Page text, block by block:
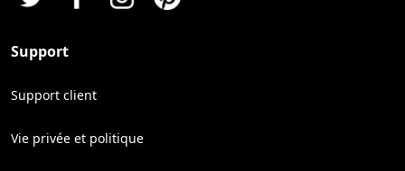
Support
Support client
Vie privée et politique